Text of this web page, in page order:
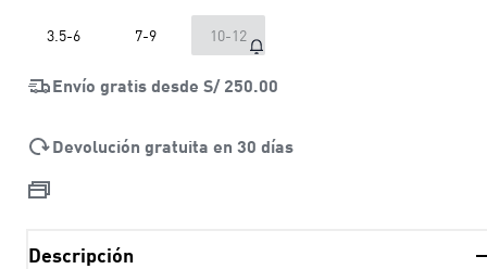
3.5-6 7-9 10-12
Envío gratis desde S/ 250.00
Devolución gratuita en 30 días
Descripción